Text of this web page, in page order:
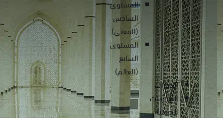
المستوى
السادس
(المفتي)
المستوى
السابع
(العالم)
الدورات
المدوّنات
الصوتية